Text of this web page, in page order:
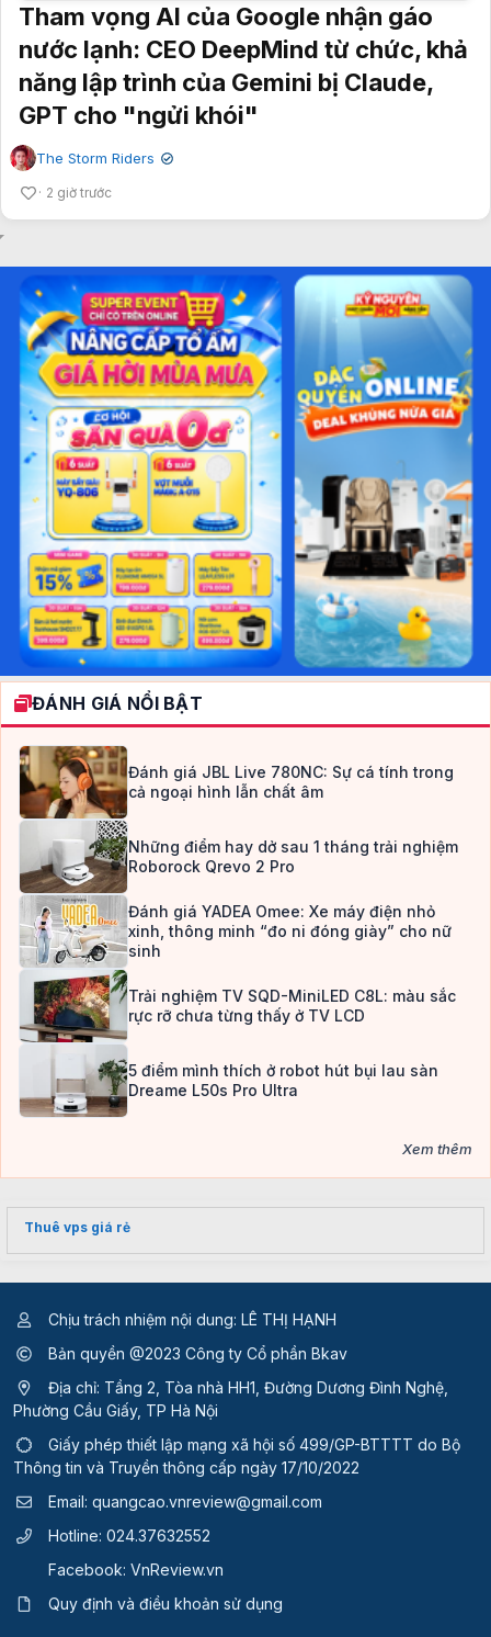
Tham vọng AI của Google nhận gáo
nước lạnh: CEO DeepMind từ chức, khả
năng lập trình của Gemini bị Claude,
GPT cho "ngửi khói"
The Storm Riders ✔
2 giờ trước
ĐÁNH GIÁ NỔI BẬT
Đánh giá JBL Live 780NC: Sự cá tính trong
cả ngoại hình lẫn chất âm
Những điểm hay dở sau 1 tháng trải nghiệm
Roborock Qrevo 2 Pro
Đánh giá YADEA Omee: Xe máy điện nhỏ
xinh, thông minh “đo ni đóng giày” cho nữ
sinh
Trải nghiệm TV SQD-MiniLED C8L: màu sắc
rực rỡ chưa từng thấy ở TV LCD
5 điểm mình thích ở robot hút bụi lau sàn
Dreame L50s Pro Ultra
Xem thêm
Thuê vps giá rẻ
Chịu trách nhiệm nội dung: LÊ THỊ HẠNH
Bản quyền @2023 Công ty Cổ phần Bkav
Địa chỉ: Tầng 2, Tòa nhà HH1, Đường Dương Đình Nghệ,
Phường Cầu Giấy, TP Hà Nội
Giấy phép thiết lập mạng xã hội số 499/GP-BTTTT do Bộ
Thông tin và Truyền thông cấp ngày 17/10/2022
Email: quangcao.vnreview@gmail.com
Hotline: 024.37632552
Facebook: VnReview.vn
Quy định và điều khoản sử dụng